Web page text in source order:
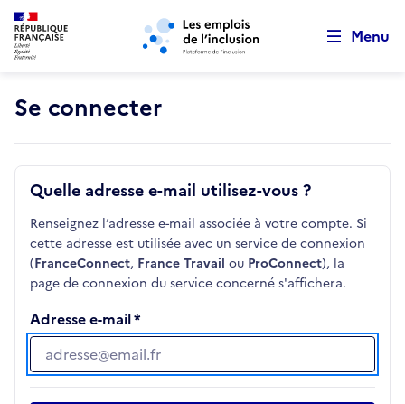
Aller au menu principal Aller au contenu principal
Menu
Se connecter
Quelle adresse e-mail utilisez-vous ?
Renseignez l’adresse e-mail associée à votre compte. Si
cette adresse est utilisée avec un service de connexion
(FranceConnect, France Travail ou ProConnect), la
page de connexion du service concerné s'affichera.
Adresse e-mail
Adresse e-mail
Retour au début de la page
Panneau de gestion des cookies